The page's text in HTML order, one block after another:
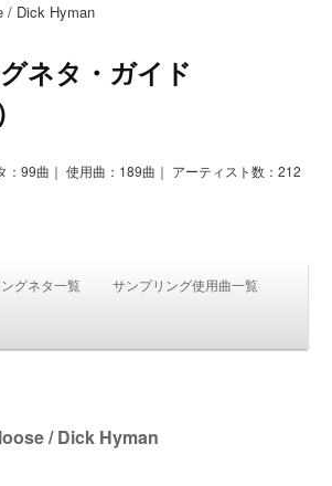
/ Dick Hyman
ネタ・ガイド
：99曲｜ 使用曲：189曲｜ アーティスト数：212
グネタ一覧 サンプリング使用曲一覧
/ Dick Hyman